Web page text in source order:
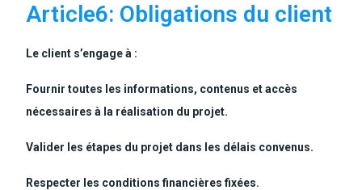
Article6: Obligations du client
Le client s’engage à :
Fournir toutes les informations, contenus et accès
nécessaires à la réalisation du projet.
Valider les étapes du projet dans les délais convenus.
Respecter les conditions financières fixées.